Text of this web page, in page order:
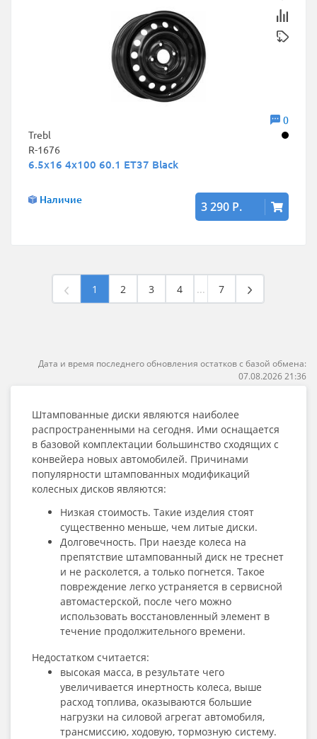
0
Trebl
R-1676
6.5x16 4x100 60.1 ET37 Black
Наличие 3 290 Р.
1 2 3 4 ... 7
Дата и время последнего обновления остатков с базой обмена:
07.08.2026 21:36
Штампованные диски являются наиболее
распространенными на сегодня. Ими оснащается
в базовой комплектации большинство сходящих с
конвейера новых автомобилей. Причинами
популярности штампованных модификаций
колесных дисков являются:
Низкая стоимость. Такие изделия стоят
существенно меньше, чем литые диски.
Долговечность. При наезде колеса на
препятствие штампованный диск не треснет
и не расколется, а только погнется. Такое
повреждение легко устраняется в сервисной
автомастерской, после чего можно
использовать восстановленный элемент в
течение продолжительного времени.
Недостатком считается:
высокая масса, в результате чего
увеличивается инертность колеса, выше
расход топлива, оказываются большие
нагрузки на силовой агрегат автомобиля,
трансмиссию, ходовую, тормозную систему.